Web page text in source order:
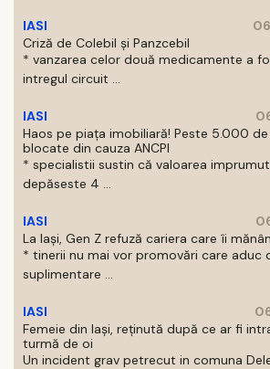
IASI
Criză de Colebil și Panzcebil
* vanzarea celor două medicamente a
intregul circuit ...
IASI
Haos pe piața imobiliară! Peste 5.000
blocate din cauza ANCPI
* specialistii sustin că valoarea
depăseste 4 ...
IASI
La Iași, Gen Z refuză cariera care îi
* tinerii nu mai vor promovări care aduc
suplimentare ...
IASI
Femeie din Iași, reținută după ce ar fi
turmă de oi
Un incident grav petrecut in comuna